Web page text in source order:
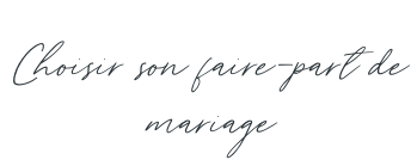
Choisir son faire-part de
mariage